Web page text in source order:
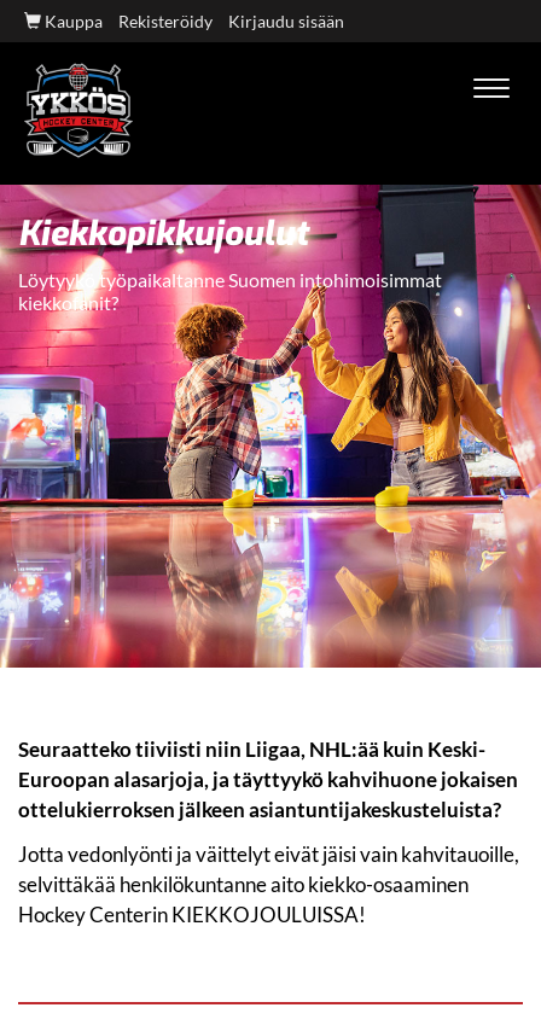
Kauppa Rekisteröidy Kirjaudu sisään
Kiekkopikkujoulut
Löytyykö työpaikaltanne Suomen intohimoisimmat
kiekkofanit?
Seuraatteko tiiviisti niin Liigaa, NHL:ää kuin Keski-
Euroopan alasarjoja, ja täyttyykö kahvihuone jokaisen
ottelukierroksen jälkeen asiantuntijakeskusteluista?
Jotta vedonlyönti ja väittelyt eivät jäisi vain kahvitauoille,
selvittäkää henkilökuntanne aito kiekko-osaaminen
Hockey Centerin KIEKKOJOULUISSA!